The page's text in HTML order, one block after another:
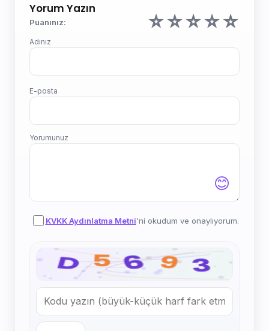
Yorum Yazın
Puanınız: ☆☆☆☆☆
Adınız
E-posta
Yorumunuz
😊
KVKK Aydınlatma Metni'ni okudum ve onaylıyorum.